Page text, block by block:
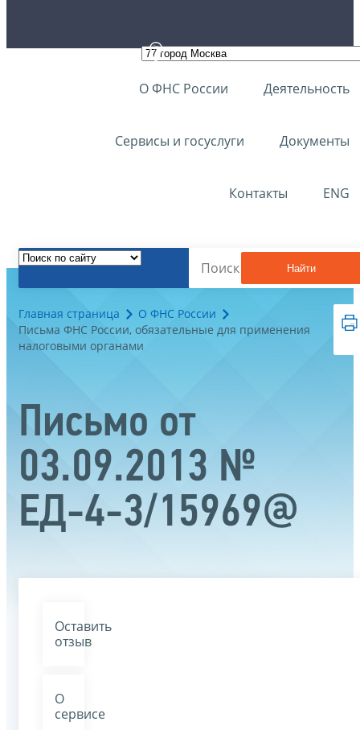
О ФНС России Деятельность
Сервисы и госуслуги Документы
Контакты ENG
Найти
Главная страница
О ФНС России
Письма ФНС России, обязательные для применения
налоговыми органами
Письмо от
03.09.2013 №
ЕД-4-3/15969@
Оставить
отзыв
О
сервисе